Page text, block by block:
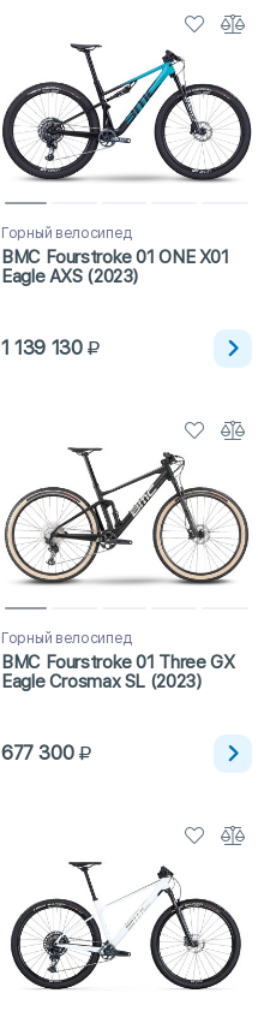
Горный велосипед
BMC Fourstroke 01 ONE X01
Eagle AXS (2023)
1 139 130
Горный велосипед
BMC Fourstroke 01 Three GX
Eagle Crosmax SL (2023)
677 300